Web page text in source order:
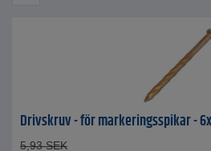
Drivskruv - för markeringsspikar -
5,93 SEK